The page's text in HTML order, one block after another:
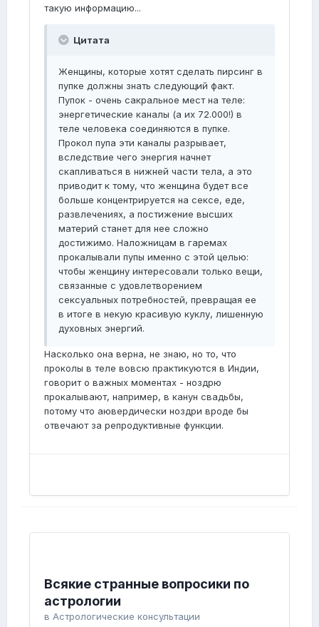
такую информацию...
Цитата
Женщины, которые хотят сделать пирсинг в
пупке должны знать следующий факт.
Пупок - очень сакральное мест на теле:
энергетические каналы (а их 72.000!) в
теле человека соединяются в пупке.
Прокол пупа эти каналы разрывает,
вследствие чего энергия начнет
скапливаться в нижней части тела, а это
приводит к тому, что женщина будет все
больше концентрируется на сексе, еде,
развлечениях, а постижение высших
материй станет для нее сложно
достижимо. Наложницам в гаремах
прокалывали пупы именно с этой целью:
чтобы женщину интересовали только вещи,
связанные с удовлетворением
сексуальных потребностей, превращая ее
в итоге в некую красивую куклу, лишенную
духовных энергий.
Насколько она верна, не знаю, но то, что
проколы в теле вовсю практикуются в Индии,
говорит о важных моментах - ноздрю
прокалывают, например, в канун свадьбы,
потому что аювердически ноздри вроде бы
отвечают за репродуктивные функции.
Всякие странные вопросики по
астрологии
в Астрологические консультации